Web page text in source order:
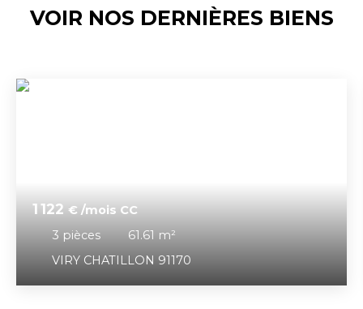
VOIR NOS DERNIÈRES BIENS
1 122 € /mois CC
3 pièces 61.61 m²
VIRY CHATILLON 91170